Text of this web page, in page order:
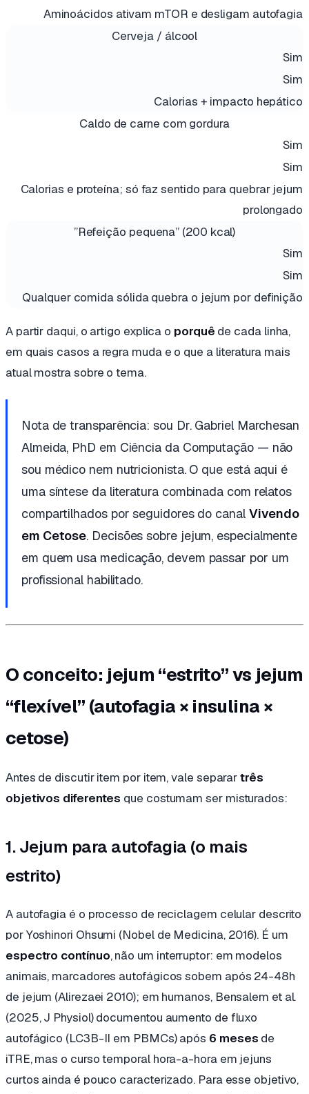
Aminoácidos ativam mTOR e desligam autofagia
Cerveja / álcool
Sim
Sim
Calorias + impacto hepático
Caldo de carne com gordura
Sim
Sim
Calorias e proteína; só faz sentido para quebrar jejum
prolongado
”Refeição pequena” (200 kcal)
Sim
Sim
Qualquer comida sólida quebra o jejum por definição
A partir daqui, o artigo explica o porquê de cada linha,
em quais casos a regra muda e o que a literatura mais
atual mostra sobre o tema.
Nota de transparência: sou Dr. Gabriel Marchesan
Almeida, PhD em Ciência da Computação — não
sou médico nem nutricionista. O que está aqui é
uma síntese da literatura combinada com relatos
compartilhados por seguidores do canal Vivendo
em Cetose. Decisões sobre jejum, especialmente
em quem usa medicação, devem passar por um
profissional habilitado.
O conceito: jejum “estrito” vs jejum
“flexível” (autofagia × insulina ×
cetose)
Antes de discutir item por item, vale separartrês
objetivos diferentes que costumam ser misturados:
1. Jejum para autofagia (o mais
estrito)
A autofagia é o processo de reciclagem celular descrito
por Yoshinori Ohsumi (Nobel de Medicina, 2016). É um
espectro contínuo, não um interruptor: em modelos
animais, marcadores autofágicos sobem após 24-48h
de jejum (Alirezaei 2010); em humanos, Bensalem et al.
(2025,J Physiol) documentou aumento de fluxo
autofágico (LC3B-II em PBMCs) após 6 meses de
iTRE, mas o curso temporal hora-a-hora em jejuns
curtos ainda é pouco caracterizado. Para esse objetivo,